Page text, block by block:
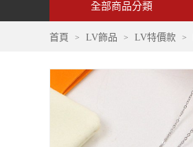
全部商品分類
首頁 > LV飾品 > LV特價款 >